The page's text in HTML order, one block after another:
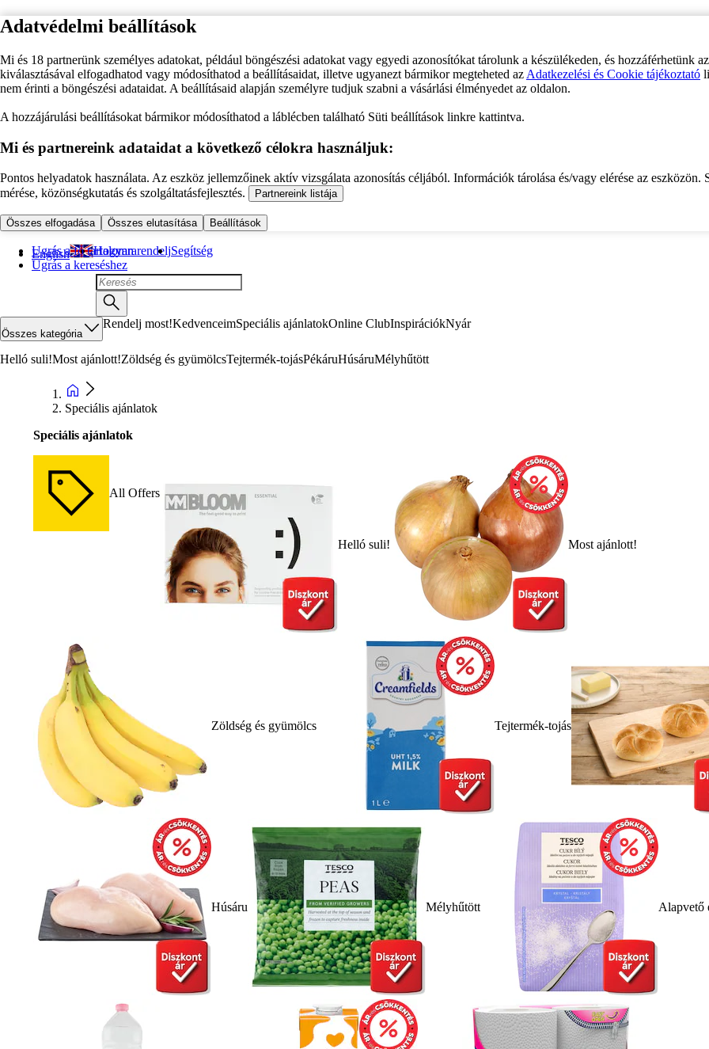
Adatvédelmi beállítások
Mi és 18 partnerünk személyes adatokat, például böngészési adatokat vagy egyedi azonosítókat tárolunk a készülékeden, és hozzáférhetünk
kiválasztásával elfogadhatod vagy módosíthatod a beállításaidat, illetve ugyanezt bármikor megteheted az Adatkezelési és Cookie tájékoztató
nem érinti a böngészési adataidat. A beállításaid alapján személyre tudjuk szabni a vásárlási élményedet az oldalon.
A hozzájárulási beállításokat bármikor módosíthatod a láblécben található Süti beállítások linkre kattintva.
Mi és partnereink adataidat a következő célokra használjuk:
Pontos helyadatok használata. Az eszköz jellemzőinek aktív vizsgálata azonosítás céljából. Információk tárolása és/vagy elérése az eszközön.
mérése, közönségkutatás és szolgáltatásfejlesztés.
Partnereink listája
Összes elfogadása Összes elutasítása Beállítások
Ugrás a fő tartalomra
Ugrás a kereséshez
English Hogyan rendeljSegítség
Összes kategória
Rendelj most!KedvenceimSpeciális ajánlatokOnline ClubInspirációkNyár
Helló suli!Most ajánlott!Zöldség és gyümölcsTejtermék-tojásPékáruHúsáruMélyhűtött
Speciális ajánlatok
Speciális ajánlatok
All Offers
Helló suli! Most ajánlott!
Zöldség és gyümölcs Tejtermék-tojás
Húsáru Mélyhűtött Alapvető